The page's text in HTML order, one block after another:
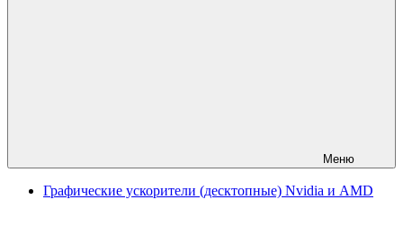
Меню
Графические ускорители (десктопные) Nvidia и AMD